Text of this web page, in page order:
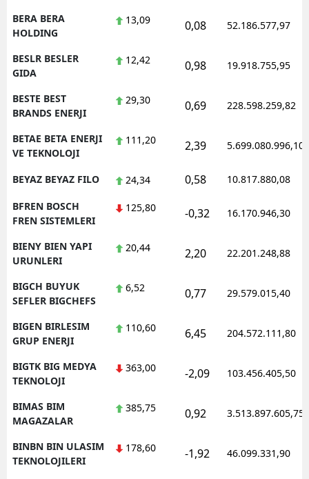
BERA BERA
HOLDING
13,09 0,08 52.186.577,97
BESLR BESLER
GIDA
12,42 0,98 19.918.755,95
BESTE BEST
BRANDS ENERJI
29,30 0,69 228.598.259,82
BETAE BETA ENERJI
VE TEKNOLOJI
111,20 2,39 5.699.080.996,10
BEYAZ BEYAZ FILO 24,34 0,58 10.817.880,08
BFREN BOSCH
FREN SISTEMLERI
125,80 -0,32 16.170.946,30
BIENY BIEN YAPI
URUNLERI
20,44 2,20 22.201.248,88
BIGCH BUYUK
SEFLER BIGCHEFS
6,52 0,77 29.579.015,40
BIGEN BIRLESIM
GRUP ENERJI
110,60 6,45 204.572.111,80
BIGTK BIG MEDYA
TEKNOLOJI
363,00 -2,09 103.456.405,50
BIMAS BIM
MAGAZALAR
385,75 0,92 3.513.897.605,75
BINBN BIN ULASIM
TEKNOLOJILERI
178,60 -1,92 46.099.331,90